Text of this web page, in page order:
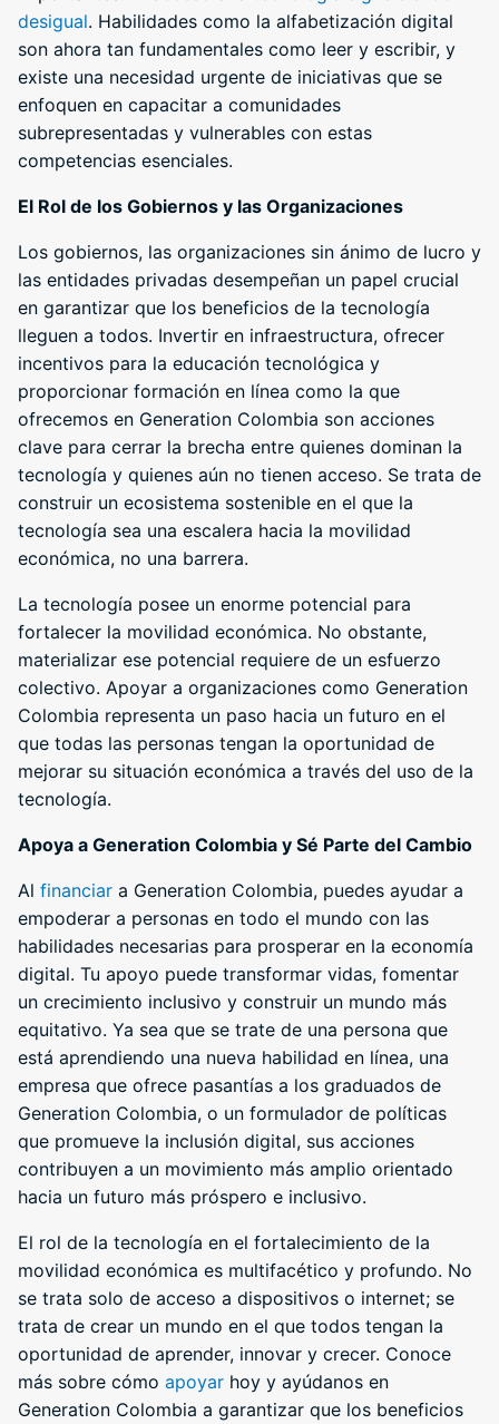
desigual. Habilidades como la alfabetización digital
son ahora tan fundamentales como leer y escribir, y
existe una necesidad urgente de iniciativas que se
enfoquen en capacitar a comunidades
subrepresentadas y vulnerables con estas
competencias esenciales.
El Rol de los Gobiernos y las Organizaciones
Los gobiernos, las organizaciones sin ánimo de lucro y
las entidades privadas desempeñan un papel crucial
en garantizar que los beneficios de la tecnología
lleguen a todos. Invertir en infraestructura, ofrecer
incentivos para la educación tecnológica y
proporcionar formación en línea como la que
ofrecemos en Generation Colombia son acciones
clave para cerrar la brecha entre quienes dominan la
tecnología y quienes aún no tienen acceso. Se trata de
construir un ecosistema sostenible en el que la
tecnología sea una escalera hacia la movilidad
económica, no una barrera.
La tecnología posee un enorme potencial para
fortalecer la movilidad económica. No obstante,
materializar ese potencial requiere de un esfuerzo
colectivo. Apoyar a organizaciones como Generation
Colombia representa un paso hacia un futuro en el
que todas las personas tengan la oportunidad de
mejorar su situación económica a través del uso de la
tecnología.
Apoya a Generation Colombia y Sé Parte del Cambio
Al financiar a Generation Colombia, puedes ayudar a
empoderar a personas en todo el mundo con las
habilidades necesarias para prosperar en la economía
digital. Tu apoyo puede transformar vidas, fomentar
un crecimiento inclusivo y construir un mundo más
equitativo. Ya sea que se trate de una persona que
está aprendiendo una nueva habilidad en línea, una
empresa que ofrece pasantías a los graduados de
Generation Colombia, o un formulador de políticas
que promueve la inclusión digital, sus acciones
contribuyen a un movimiento más amplio orientado
hacia un futuro más próspero e inclusivo.
El rol de la tecnología en el fortalecimiento de la
movilidad económica es multifacético y profundo. No
se trata solo de acceso a dispositivos o internet; se
trata de crear un mundo en el que todos tengan la
oportunidad de aprender, innovar y crecer. Conoce
más sobre cómo apoyar hoy y ayúdanos en
Generation Colombia a garantizar que los beneficios